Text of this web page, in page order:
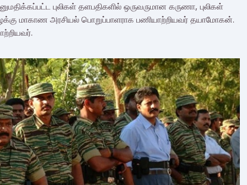
புலிகள் தளபதிகளில் ஒருவருமான கருணா, புலிகள்
மாகாண அரசியல் பொறுப்பாளராக பணியாற்றியவர் தயாமோகன்.